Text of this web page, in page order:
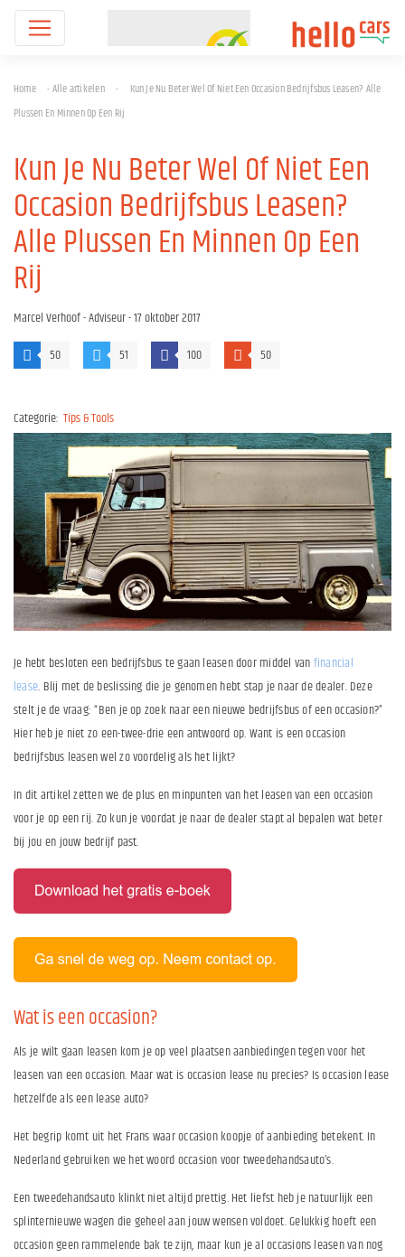
Home -Alle artikelen -
Kun Je Nu Beter Wel Of Niet Een Occasion Bedrijfsbus Leasen? Alle
Plussen En Minnen Op Een Rij
Kun Je Nu Beter Wel Of Niet Een
Occasion Bedrijfsbus Leasen?
Alle Plussen En Minnen Op Een
Rij
Marcel Verhoof- Adviseur -17 oktober 2017
50
51 100 50
Categorie: Tips & Tools
Je hebt besloten een bedrijfsbus te gaan leasen door middel vanfinancial
lease. Blij met de beslissing die je genomen hebt stap je naar de dealer. Deze
stelt je de vraag: “Ben je op zoek naar een nieuwe bedrijfsbus of een occasion?”
Hier heb je niet zo een-twee-drie een antwoord op. Want is een occasion
bedrijfsbus leasen wel zo voordelig als het lijkt?
In dit artikel zetten we de plus en minpunten van het leasen van een occasion
voor je op een rij. Zo kun je voordat je naar de dealer stapt al bepalen wat beter
bij jou en jouw bedrijf past.
Wat is een occasion?
Als je wilt gaan leasen kom je op veel plaatsen aanbiedingen tegen voor het
leasen van een occasion. Maar wat is occasion lease nu precies? Is occasion lease
hetzelfde als een lease auto?
Het begrip komt uit het Frans waar occasion koopje of aanbieding betekent. In
Nederland gebruiken we het woord occasion voor tweedehandsauto’s.
Een tweedehandsauto klinkt niet altijd prettig. Het liefst heb je natuurlijk een
splinternieuwe wagen die geheel aan jouw wensen voldoet. Gelukkig hoeft een
occasion geen rammelende bak te zijn, maar kun je al occasions leasen van nog